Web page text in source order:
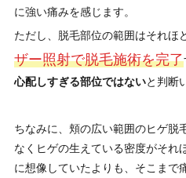
に強い痛みを感じます。
ただし、脱毛部位の範囲はそれほ
ザー照射で脱毛施術を完了
心配しすぎる部位ではないと判断
ちなみに、頬の広い範囲のヒゲ脱
なくヒゲの生えている密度がそれ
に想像していたよりも、そこまで